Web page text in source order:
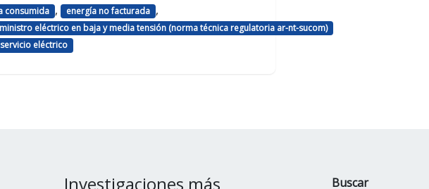
consumida , energía no facturada ,
eléctrico en baja y media tensión (norma técnica regulatoria ar-nt-sucom)
servicio eléctrico
Investigaciones más Buscar